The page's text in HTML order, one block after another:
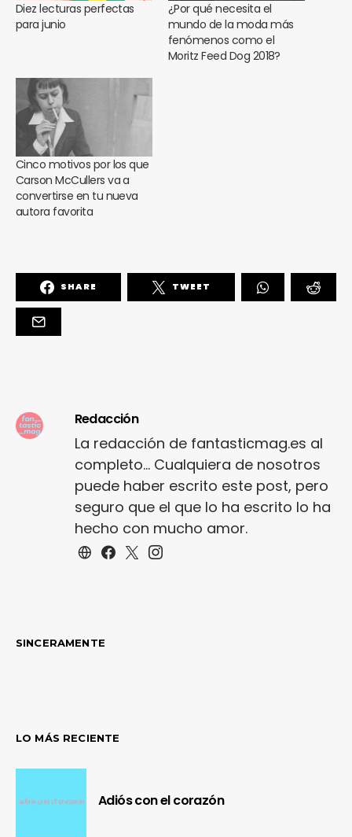
Diez lecturas perfectas
para junio
¿Por qué necesita el
mundo de la moda más
fenómenos como el
Moritz Feed Dog 2018?
Cinco motivos por los que
Carson McCullers va a
convertirse en tu nueva
autora favorita
SHARE TWEET
Redacción
La redacción de fantasticmag.es al
completo... Cualquiera de nosotros
puede haber escrito este post, pero
seguro que el que lo ha escrito lo ha
hecho con mucho amor.
SINCERAMENTE
LO MÁS RECIENTE
Adiós con el corazón